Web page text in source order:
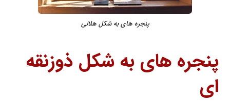
پنجره های به شکل هلالی
پنجره های به شکلذوزنقه
ای